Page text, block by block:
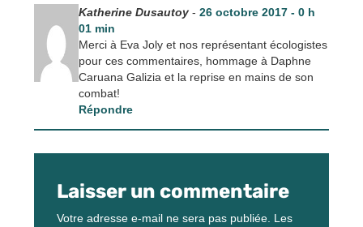
Katherine Dusautoy- 26 octobre 2017 - 0 h
01 min
Merci à Eva Joly et nos représentant écologistes
pour ces commentaires, hommage à Daphne
Caruana Galizia et la reprise en mains de son
combat!
Répondre
Laisser un commentaire
Votre adresse e-mail ne sera pas publiée. Les